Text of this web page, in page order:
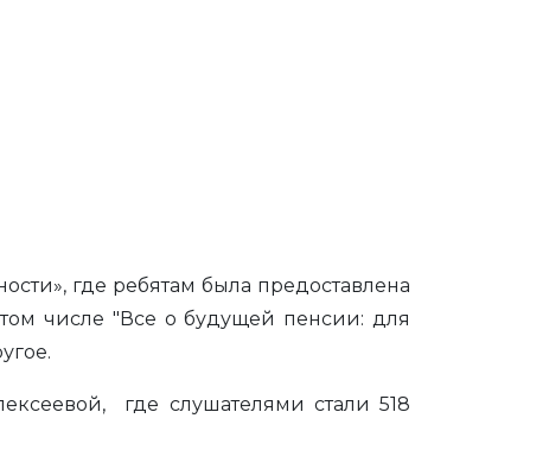
где ребятам была предоставлена
числе "Все о будущей пенсии: для
где слушателями стали 518